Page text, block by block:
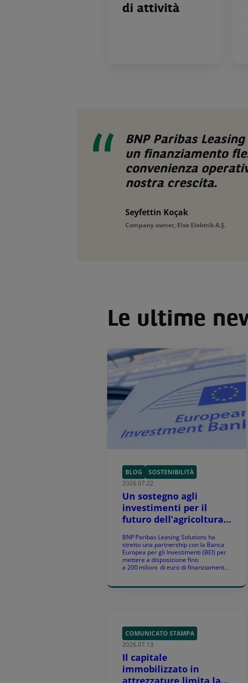
di attività
BNP Paribas
un finanziamento
convenienza
nostra crescita.
Seyfettin Koçak
Company owner, Else Elektrik A.Ş.
Le ultime
BLOG
SOSTENIBILITÀ
2026.07.22
Un sostegno agli
investimenti per il
futuro dell’agricoltura
collaborazione con la
Banca Europea per gli
Investimenti
BNP Paribas Leasing Solutions ha
stretto una partnership con la Banca
Europea per gli Investimenti (BEI) per
mettere a disposizione fino
a 200 milioni di euro di finanziamento
bioeconomia in tutta Europa. Nel
COMUNICATO STAMPA
2026.07.13
Il capitale
immobilizzato in
attrezzature limita la